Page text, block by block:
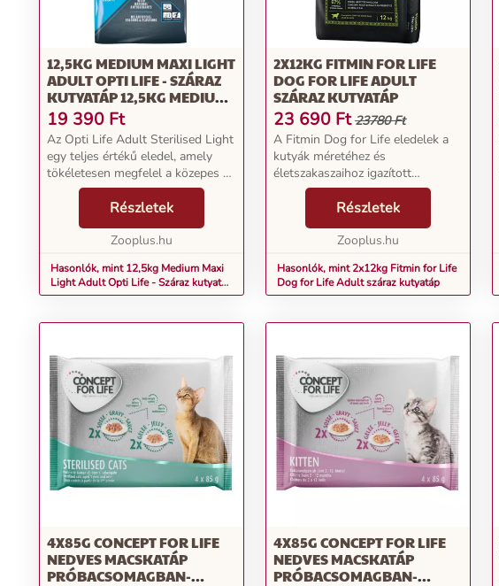
12,5KG MEDIUM MAXI LIGHT
ADULT OPTI LIFE - SZÁRAZ
KUTYATÁP 12,5KG MEDIUM
MAXI LIGHT ADULT OPTI
LIFE - SZÁRAZ KUTYATÁP
19 390 Ft
Az Opti Life Adult Sterilised Light
egy teljes értékű eledel, amely
tökéletesen megfelel a közepes és
nagytestű, hízásra hajlamos
kutyák igényeinek. Ez a rizzsel és
csirkével készült kutyatáp
Részletek
Zooplus.hu
Hasonlók, mint 12,5kg Medium Maxi
Light Adult Opti Life - Száraz kutyatáp
12,5kg Medium Maxi Light Adult Opti
2X12KG FITMIN FOR LIFE
DOG FOR LIFE ADULT
SZÁRAZ KUTYATÁP
23 690 Ft 23780 Ft
A Fitmin Dog for Life eledelek a
kutyák méretéhez és
életszakaszaihoz igazított
száraztápokat kínálnak - értékes
állati fehérjeforrásként ízletes
szárnyas (friss csirke) magas
részarányával. Összetevő...
Részletek
Zooplus.hu
Hasonlók, mint 2x12kg Fitmin for Life
Dog for Life Adult száraz kutyatáp
4X85G CONCEPT FOR LIFE
NEDVES MACSKATÁP
PRÓBACSOMAGBAN-
4X85G CONCEPT FOR LIFE
NEDVES MACSKATÁP
PRÓBACSOMAGBAN-